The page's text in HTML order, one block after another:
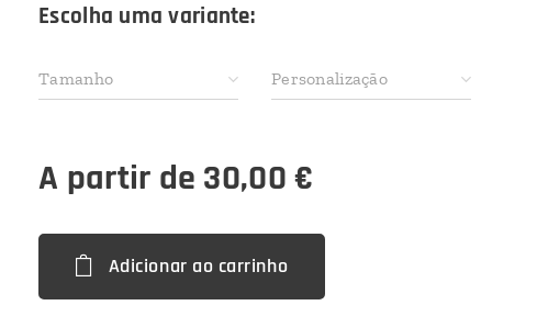
Escolha uma variante:
Tamanho Personalização
A partir de 30,00€
Adicionar ao carrinho